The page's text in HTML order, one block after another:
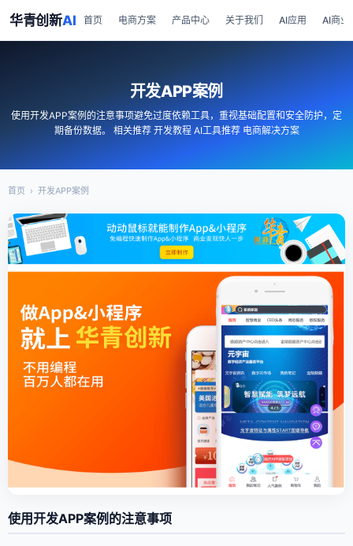
华青创新AI 首页 电商方案 产品中心 关于我们 AI应用 AI商业
开发APP案例
使用开发APP案例的注意事项避免过度依赖工具，重视基础配置和安全防护，定
期备份数据。 相关推荐 开发教程 AI工具推荐 电商解决方案
首页 › 开发APP案例
使用开发APP案例的注意事项